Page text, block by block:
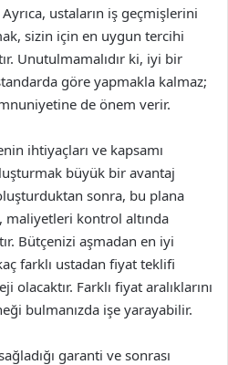
ustaların iş geçmişlerini
sizin için en uygun tercihi
Unutulmamalıdır ki, iyi bir
göre yapmakla kalmaz;
de önem verir.
ihtiyaçları ve kapsamı
büyük bir avantaj
sonra, bu plana
kontrol altında
Bütçenizi aşmadan en iyi
farklı ustadan fiyat teklifi
olacaktır. Farklı fiyat aralıklarını
bulmanızda işe yarayabilir.
garanti ve sonrası